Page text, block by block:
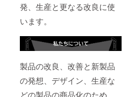
発、生産と更なる改良に使
います。
製品の改良、改善と新製品
の発想、デザイン、生産な